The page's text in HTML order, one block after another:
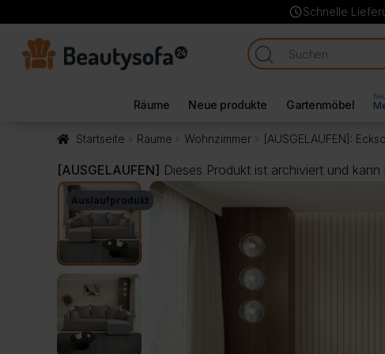
scheduleSchnelle
Räume Neue produkte Gartenmöbel
Neu
Startseite Räume Wohnzimmer [AUSGELAUFEN]:
[AUSGELAUFEN] Dieses Produkt ist archiviert und
Auslaufprodukt